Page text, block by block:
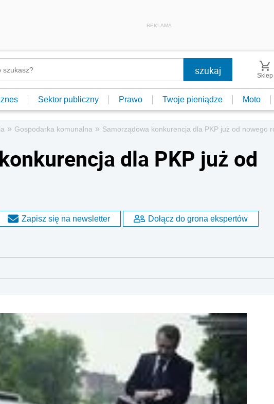
REKLAMA
Sklep
Sektor publiczny Prawo Twoje pieniądze Moto
» Gospodarka komunalna » Samorządowa konkurencja dla PKP już od nowego
dla PKP już od
Zapisz się na newsletter Dołącz do grona ekspertów